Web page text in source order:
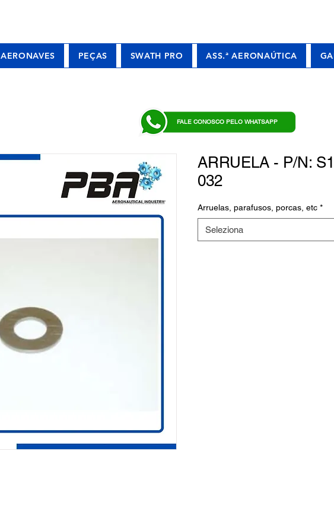
AERONAVES PEÇAS SWATH PRO ASS.ª AERONAÚTICA
FALE CONOSCO PELO WHATSAPP
ARRUELA - P/N:
032
Arruelas, parafusos, porcas, etc *
Seleziona